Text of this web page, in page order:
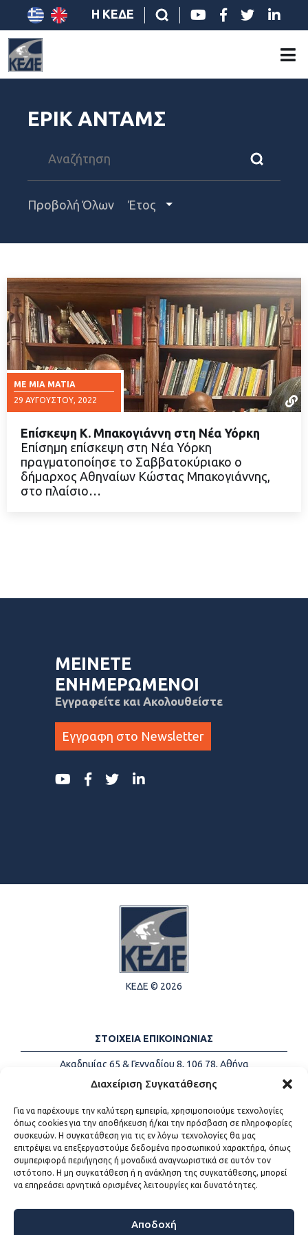
Διαχείριση Συγκατάθεσης
Για να παρέχουμε την καλύτερη εμπειρία, χρησιμοποιούμε τεχνολογίες
όπως cookies για την αποθήκευση ή/και την πρόσβαση σε πληροφορίες
συσκευών. Η συγκατάθεση για τις εν λόγω τεχνολογίες θα μας
επιτρέψει να επεξεργαστούμε δεδομένα προσωπικού χαρακτήρα, όπως
συμπεριφορά περιήγησης ή μοναδικά αναγνωριστικά σε αυτόν τον
ιστότοπο. Η μη συγκατάθεση ή η ανάκληση της συγκατάθεσης, μπορεί
να επηρεάσει αρνητικά ορισμένες λειτουργίες και δυνατότητες.
Αποδοχή
Η ΚΕΔΕ
ΕΡΙΚ ΑΝΤΑΜΣ
Προβολή Όλων Έτος
ΜΕ ΜΙΑ ΜΑΤΙΆ
29 ΑΥΓΟΎΣΤΟΥ, 2022
ΔΙΑΒΑΣΤΕ ΠΕΡΙΣΣΟΤΕΡΑ
Επίσκεψη Κ. Μπακογιάννη στη Νέα Υόρκη
Επίσημη επίσκεψη στη Νέα Υόρκη
πραγματοποίησε το Σαββατοκύριακο ο
δήμαρχος Αθηναίων Κώστας Μπακογιάννης,
στο πλαίσιο…
ΜΕΙΝΕΤΕ
ΕΝΗΜΕΡΩΜΕΝΟΙ
Εγγραφείτε και Ακολουθείστε
Εγγραφη στο Newsletter
ΚΕΔΕ © 2026
ΣΤΟΙΧΕΙΑ ΕΠΙΚΟΙΝΩΝΙΑΣ
Ακαδημίας 65 & Γενναδίου 8, 106 78, Αθήνα
Τηλέφωνα:
+30 213-2147500
Email:
info@kede.gr
ΧΡΗΣΙΜΟΙ ΣΥΝΔΕΣΜΟΙ
Η ΚΕΔΕ
Sitemap
Προσβασιμότητα